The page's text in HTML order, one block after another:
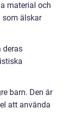
material och
som älskar
deras
barn. Den är
att använda